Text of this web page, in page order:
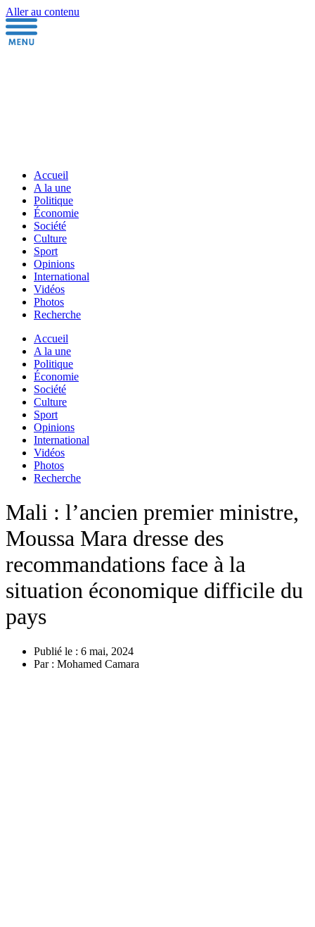
Aller au contenu
Accueil
A la une
Politique
Économie
Société
Culture
Sport
Opinions
International
Vidéos
Photos
Recherche
Accueil
A la une
Politique
Économie
Société
Culture
Sport
Opinions
International
Vidéos
Photos
Recherche
Mali : l’ancien premier ministre,
Moussa Mara dresse des
recommandations face à la
situation économique difficile du
pays
Publié le : 6 mai, 2024
Par : Mohamed Camara